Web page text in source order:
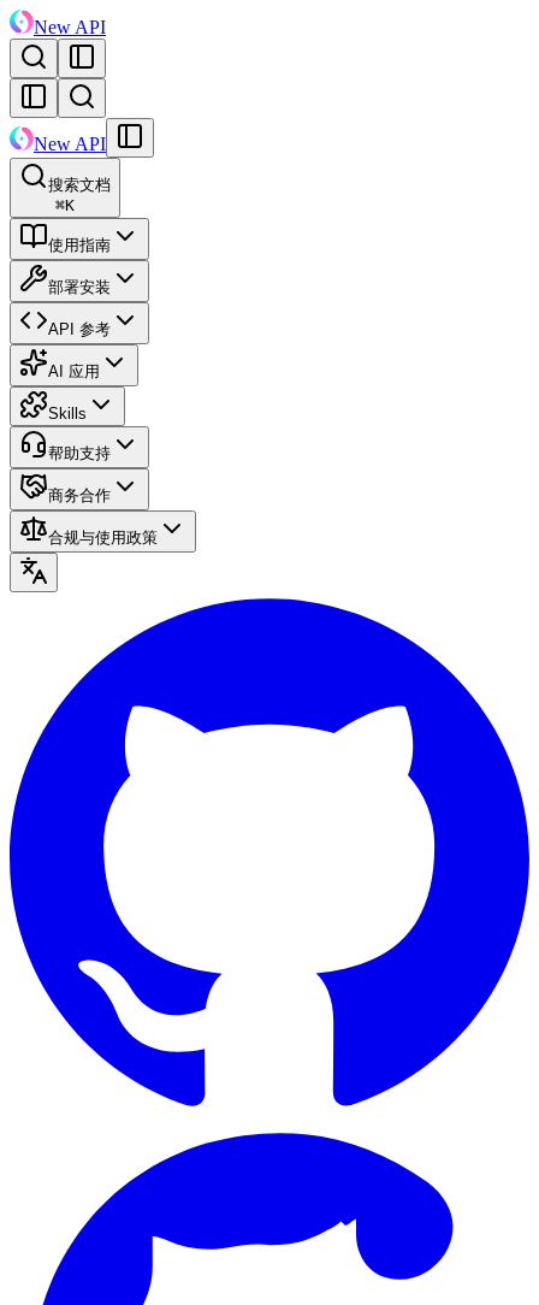
New API
New API
搜索文档
⌘K
使用指南
部署安装
API 参考
AI 应用
Skills
帮助支持
商务合作
合规与使用政策